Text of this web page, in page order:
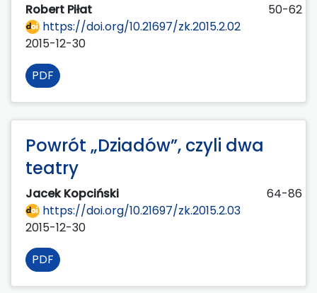
Robert Piłat
50-62
https://doi.org/10.21697/zk.2015.2.02
2015-12-30
PDF
Powrót „Dziadów”, czyli dwa
teatry
Jacek Kopciński
64-86
https://doi.org/10.21697/zk.2015.2.03
2015-12-30
PDF